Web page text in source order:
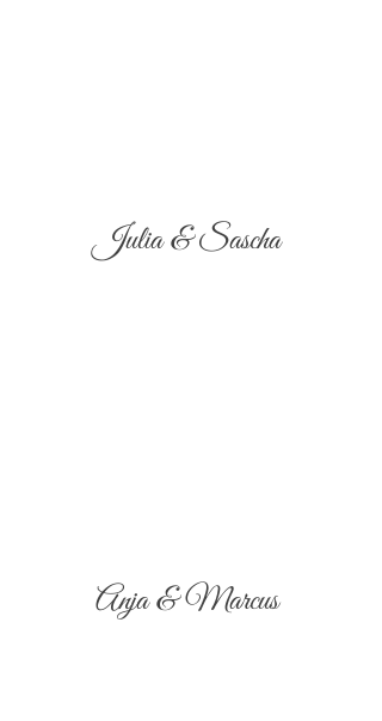
Julia & Sascha
Anja & Marcus